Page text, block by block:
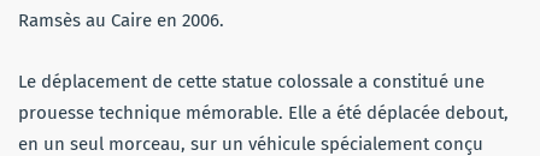
Ramsès au Caire en 2006.
Le déplacement de cette statue colossale a constitué une
prouesse technique mémorable. Elle a été déplacée debout,
en un seul morceau, sur un véhicule spécialement conçu